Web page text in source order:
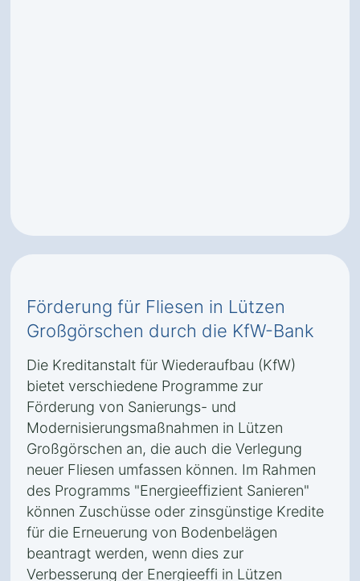
Förderung für Fliesen in Lützen
Großgörschen durch die KfW-Bank
Die Kreditanstalt für Wiederaufbau (KfW)
bietet verschiedene Programme zur
Förderung von Sanierungs- und
Modernisierungsmaßnahmen in Lützen
Großgörschen an, die auch die Verlegung
neuer Fliesen umfassen können. Im Rahmen
des Programms "Energieeffizient Sanieren"
können Zuschüsse oder zinsgünstige Kredite
für die Erneuerung von Bodenbelägen
beantragt werden, wenn dies zur
Verbesserung der Energieeffi in Lützen